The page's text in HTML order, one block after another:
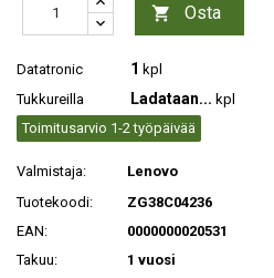
 Osta
Datatronic 1 kpl
Tukkureilla
Ladataan... kpl
Toimitusarvio 1-2 työpäivää
Valmistaja:
Lenovo
Tuotekoodi:
ZG38C04236
EAN:
0000000020531
Takuu:
1 vuosi